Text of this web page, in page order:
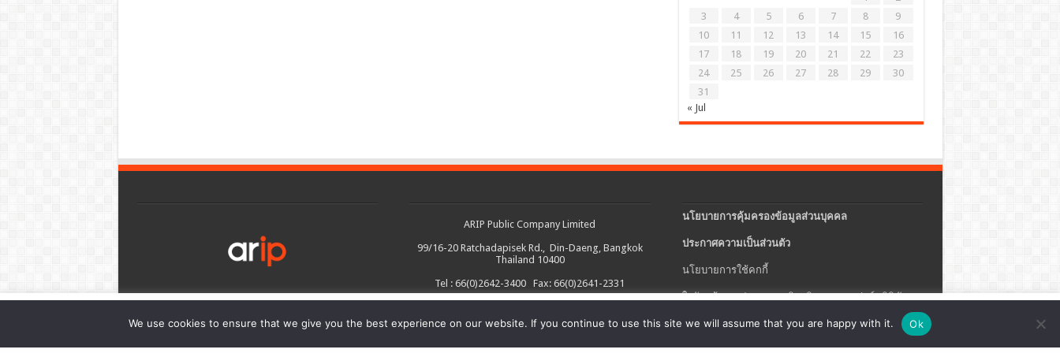
3
4 5 6 7 8
9
10
11 12 13 14 15
16
17
18 19 20 21 22
23
24
25 26 27 28 29
30
31
« Jul
ARIP Public Company Limited
99/16-20 Ratchadapisek Rd., Din-Daeng, Bangkok
Thailand 10400
Tel : 66(0)2642-3400 Fax: 66(0)2641-2331
นโยบายการคุ้มครองข้อมูลส่วนบุคคล
ประกาศความเป็นส่วนตัว
นโยบายการใช้คกกี้
ใบรับแจ้งการประกอบธุรกิจบริการแพลตฟอร์มดิจิทัล
นโยบายความปลอดภัยของข้อมูลสารสนเทศ
การนำเสนอเนื้อหาตรงตามความต้องการของท่าน โดยสามารถศึกษารายละเอียดเพิ่มเติมได้ใน นโยบายคุกกี้
We use cookies to ensure that we give you the best experience on our website. If you continue to use this site we will assume that you are happy with it. Ok